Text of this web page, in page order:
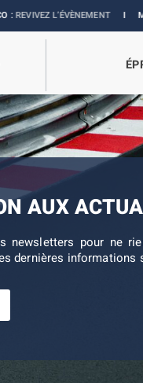
L’ÉVÈNEMENTI
AUX
newsletters pour ne
dernières